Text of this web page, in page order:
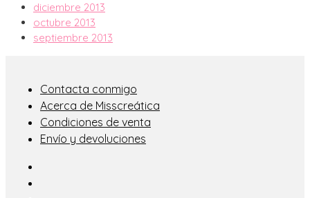
diciembre 2013
octubre 2013
septiembre 2013
Contacta conmigo
Acerca de Misscreática
Condiciones de venta
Envío y devoluciones